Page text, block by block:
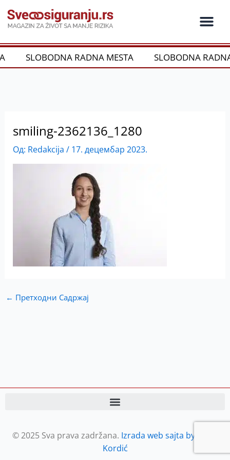
на
садржај
SLOBODNA RADNA MESTA SLOBODNA
smiling-2362136_1280
Од: Redakcija / 17. децембар 2023.
← Претходни Садржај
© 2025 Sva prava zadržana. Izrada web sajta by Petar
Kordić